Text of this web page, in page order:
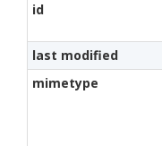
id
last modified
mimetype